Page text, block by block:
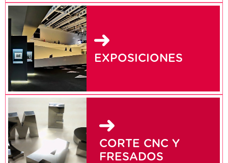
EXPOSICIONES
CORTE CNC Y
FRESADOS